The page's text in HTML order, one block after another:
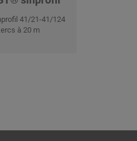
41/21-41/124
à 20 m